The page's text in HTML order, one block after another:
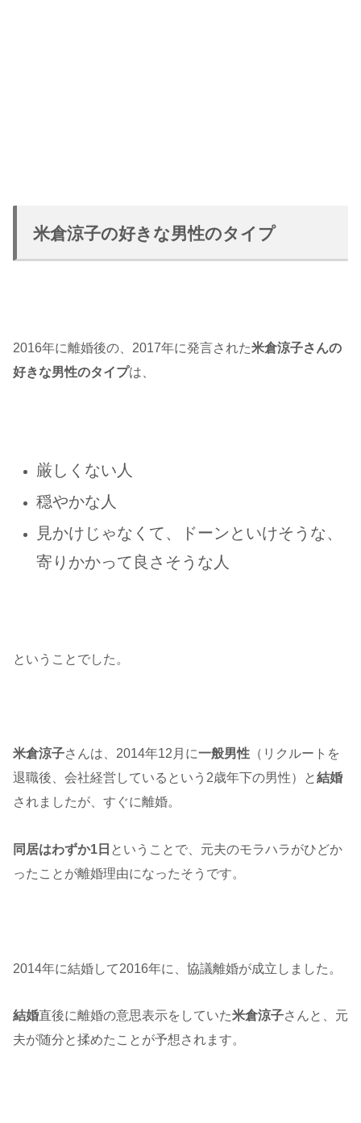
米倉涼子の好きな男性のタイプ
2016年に離婚後の、2017年に発言された米倉涼子さんの
好きな男性のタイプは、
厳しくない人
穏やかな人
見かけじゃなくて、ドーンといけそうな、
寄りかかって良さそうな人
ということでした。
米倉涼子さんは、2014年12月に一般男性 （リクルートを
退職後、会社経営しているという2歳年下の男性）と結婚
されましたが、すぐに離婚。
同居はわずか1日 ということで、元夫のモラハラがひどか
ったことが離婚理由になったそうです。
2014年に結婚して2016年に、協議離婚が成立しました。
結婚直後に離婚の意思表示をしていた米倉涼子さんと、元
夫が随分と揉めたことが予想されます。